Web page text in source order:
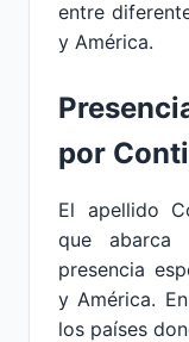
entre
y América.
por
El apellido
que abarca
presencia
y América.
los países